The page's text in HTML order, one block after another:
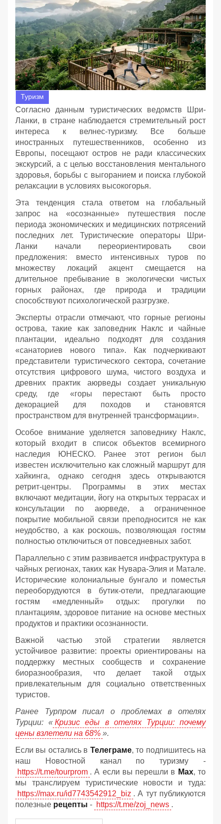
Туризм
Согласно данным туристических ведомств Шри-
Ланки, в стране наблюдается стремительный рост
интереса к велнес-туризму. Все больше
иностранных путешественников, особенно из
Европы, посещают остров не ради классических
экскурсий, а с целью восстановления ментального
здоровья, борьбы с выгоранием и поиска глубокой
релаксации в условиях высокогорья.
Эта тенденция стала ответом на глобальный
запрос на «осознанные» путешествия после
периода экономических и медицинских потрясений
последних лет. Туристические операторы Шри-
Ланки начали переориентировать свои
предложения: вместо интенсивных туров по
множеству локаций акцент смещается на
длительное пребывание в экологически чистых
горных районах, где природа и традиции
способствуют психологической разгрузке.
Эксперты отрасли отмечают, что горные регионы
острова, такие как заповедник Наклс и чайные
плантации, идеально подходят для создания
«санаториев нового типа». Как подчеркивают
представители туристического сектора, сочетание
отсутствия цифрового шума, чистого воздуха и
древних практик аюрведы создает уникальную
среду, где «горы перестают быть просто
декорацией для походов и становятся
пространством для внутренней трансформации».
Особое внимание уделяется заповеднику Наклс,
который входит в список объектов всемирного
наследия ЮНЕСКО. Ранее этот регион был
известен исключительно как сложный маршрут для
хайкинга, однако сегодня здесь открываются
ретрит-центры. Программы в этих местах
включают медитации, йогу на открытых террасах и
консультации по аюрведе, а ограниченное
покрытие мобильной связи преподносится не как
неудобство, а как роскошь, позволяющая гостям
полностью отключиться от повседневных забот.
Параллельно с этим развивается инфраструктура в
чайных регионах, таких как Нувара-Элия и Матале.
Исторические колониальные бунгало и поместья
переоборудуются в бутик-отели, предлагающие
гостям «медленный» отдых: прогулки по
плантациям, здоровое питание на основе местных
продуктов и практики осознанности.
Важной частью этой стратегии является
устойчивое развитие: проекты ориентированы на
поддержку местных сообществ и сохранение
биоразнообразия, что делает такой отдых
привлекательным для социально ответственных
туристов.
Ранее Турпром писал о проблемах в отелях
Турции: « Кризис еды в отелях Турции: почему
цены взлетели на 68% ».
Если вы остались в Телеграме, то подпишитесь на
наш Новостной канал по туризму -
https://t.me/tourprom . А если вы перешли в Мах, то
мы транслируем туристические новости и туда:
https://max.ru/id7743542912_biz . А тут публикуются
полезные рецепты - https://t.me/zoj_news .